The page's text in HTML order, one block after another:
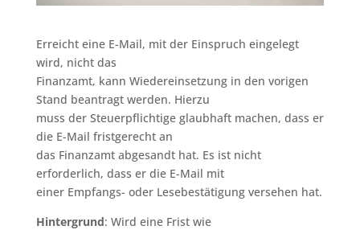
Erreicht eine E-Mail, mit der Einspruch eingelegt
wird, nicht das
Finanzamt, kann Wiedereinsetzung in den vorigen
Stand beantragt werden. Hierzu
muss der Steuerpflichtige glaubhaft machen, dass er
die E-Mail fristgerecht an
das Finanzamt abgesandt hat. Es ist nicht
erforderlich, dass er die E-Mail mit
einer Empfangs- oder Lesebestätigung versehen hat.
Hintergrund: Wird eine Frist wie